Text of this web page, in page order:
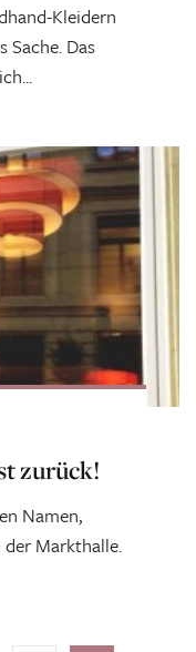
Kleidern
Das
zurück!
Namen,
Markthalle.